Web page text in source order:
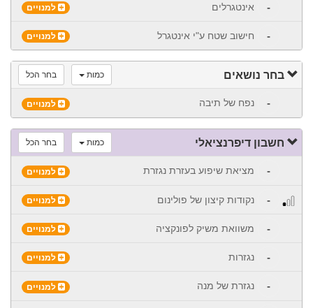
- אינטגרלים למנויים
- חישוב שטח ע"י אינטגרל למנויים
בחר הכל כמות בחר נושאים
- נפח של תיבה למנויים
בחר הכל כמות חשבון דיפרנציאלי
- מציאת שיפוע בעזרת נגזרת למנויים
- נקודות קיצון של פולינום למנויים
- משוואת משיק לפונקציה למנויים
- נגזרות למנויים
- נגזרת של מנה למנויים